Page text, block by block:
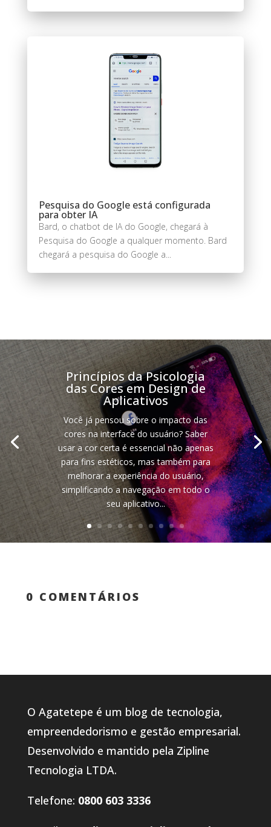
Pesquisa do Google está configurada
para obter IA
Bard, o chatbot de IA do Google, chegará à
Pesquisa do Google a qualquer momento. Bard
chegará a pesquisa do Google a...
Princípios da Psicologia
das Cores em Design de
Aplicativos
Você já pensou sobre o impacto das
cores na interface do usuário? Saber
usar a cor certa é essencial não apenas
para fins estéticos, mas também para
melhorar a experiência do usuário,
simplificando a navegação em todo o
seu aplicativo...
0 COMENTÁRIOS
O Agatetepe é um blog de tecnologia,
empreendedorismo e gestão empresarial.
Desenvolvido e mantido pela Zipline
Tecnologia LTDA.
Telefone: 0800 603 3336